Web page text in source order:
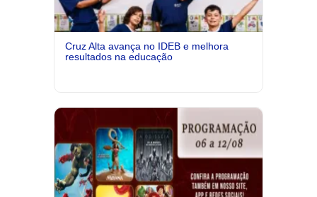
Cruz Alta avança no IDEB e melhora
resultados na educação